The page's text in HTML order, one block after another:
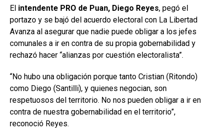
El intendente PRO de Puan, Diego Reyes, pegó el
portazo y se bajó del acuerdo electoral con La Libertad
Avanza al asegurar que nadie puede obligar a los jefes
comunales a ir en contra de su propia gobernabilidad y
rechazó hacer “alianzas por cuestión electoralista”.
“No hubo una obligación porque tanto Cristian (Ritondo)
como Diego (Santilli), y quienes negocian, son
respetuosos del territorio. No nos pueden obligar a ir en
contra de nuestra gobernabilidad en el territorio”,
reconoció Reyes.